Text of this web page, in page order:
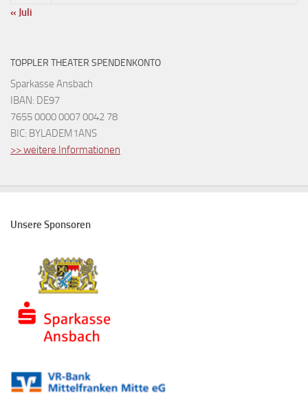
« Juli
TOPPLER THEATER SPENDENKONTO
Sparkasse Ansbach
IBAN: DE97
7655 0000 0007 0042 78
BIC: BYLADEM1ANS
>> weitere Informationen
Unsere Sponsoren